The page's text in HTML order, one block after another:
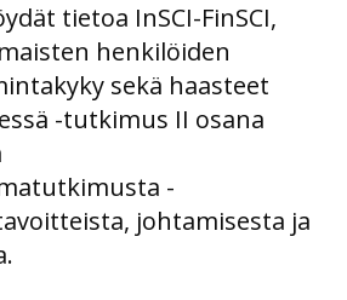
tietoa InSCI-FinSCI,
henkilöiden
sekä haasteet
-tutkimus II osana
-
johtamisesta ja